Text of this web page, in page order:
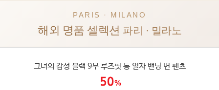
PARIS · MILANO
해외 명품 셀렉션 파리 · 밀라노
그녀의 감성 블랙 9부 루즈핏 통 일자 밴딩 면 팬츠